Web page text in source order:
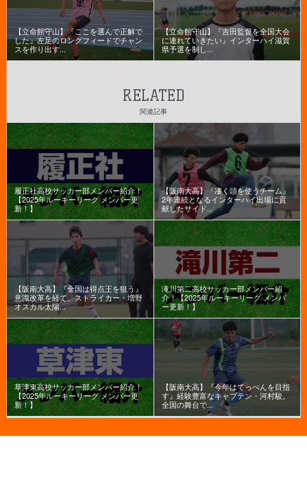
【立命館守山】『ここを選んで正解で
した』左足のロングフィードでチャン
スを作り出す...
【立命館守山】『吉田監督を全国大会
に連れていきたい』インターハイ滋賀
県予選を制し...
RELATED
関連記事
履正社高校サッカー部メンバー紹介！
【2025年ルーキーリーグ メンバー更
新！】
【阪南大高】『凄く頭を使うチーム』
2年連続となるインターハイ出場に貢
献したサイド...
【阪南大高】『全国は得点王を狙う』
意識改革を経て、ストライカー・増野
オスカル太陽...
滝川第二高校サッカー部メンバー紹
介！【2025年ルーキーリーグ メンバ
ー更新！】
草津東高校サッカー部メンバー紹介！
【2025年ルーキーリーグ メンバー更
新！】
【阪南大高】『今年はてっぺんを目指
す』経験豊富なキャプテン・河村駿。
全国の舞台で...